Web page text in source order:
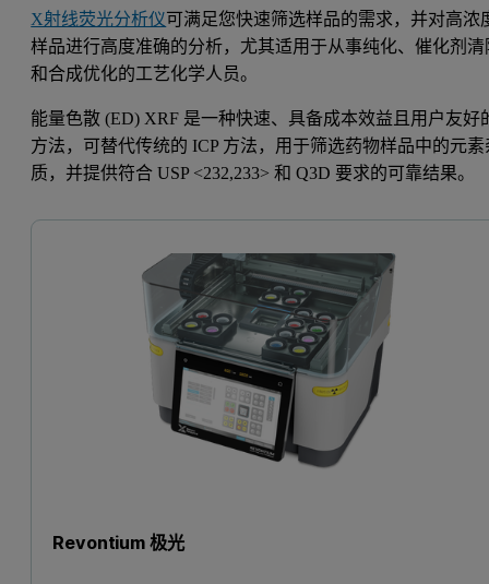
X射线荧光分析仪可满足您快速筛选样品的需求，并对高浓
样品进行高度准确的分析，尤其适用于从事纯化、催化剂清
和合成优化的工艺化学人员。
能量色散 (ED) XRF 是一种快速、具备成本效益且用户友好
方法，可替代传统的 ICP 方法，用于筛选药物样品中的元素
质，并提供符合 USP <232,233> 和 Q3D 要求的可靠结果。
Revontium 极光